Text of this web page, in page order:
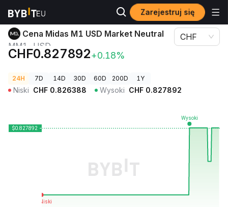
Zarejestruj się
Ceny kryptowalut Cena Midas M1 USD Market Neutral MM1-USD
Cena Midas M1 USD Market Neutral
MM1-USD
CHF0.827892+0.18%
CHF
24H 7D 14D 30D 60D 200D 1Y
Niski CHF 0.826388 Wysoki CHF 0.827892